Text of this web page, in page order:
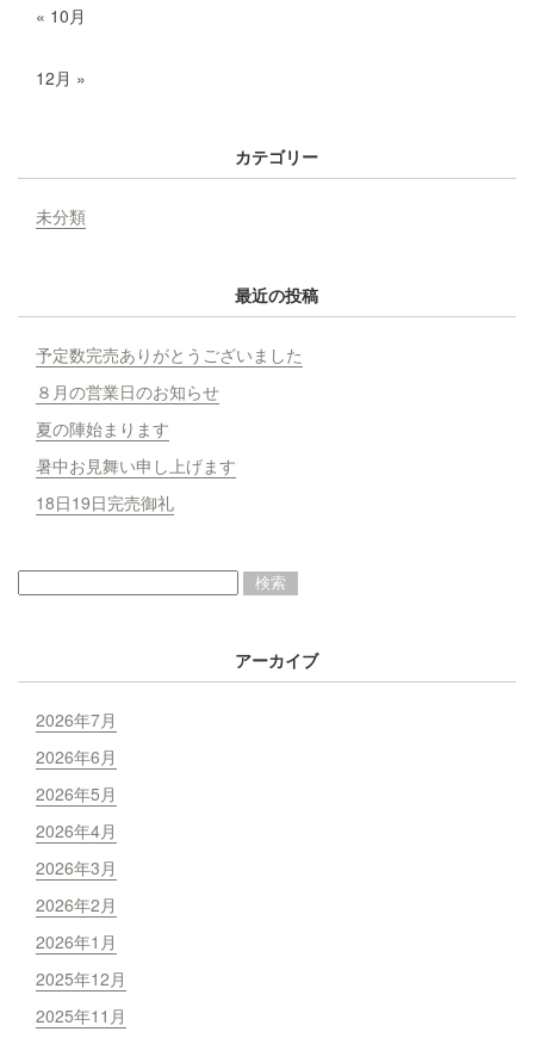
« 10月
12月 »
カテゴリー
未分類
最近の投稿
予定数完売ありがとうございました
８月の営業日のお知らせ
夏の陣始まります
暑中お見舞い申し上げます
18日19日完売御礼
アーカイブ
2026年7月
2026年6月
2026年5月
2026年4月
2026年3月
2026年2月
2026年1月
2025年12月
2025年11月